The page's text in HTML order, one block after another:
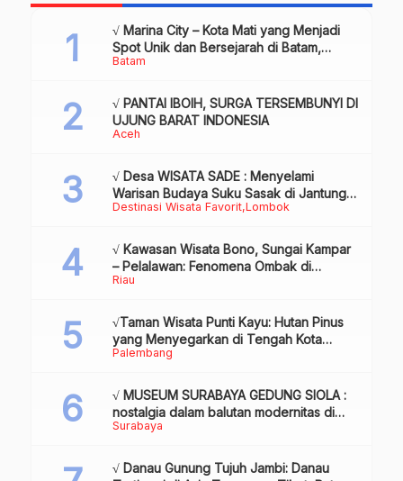
Batam
√ Marina City – Kota Mati yang Menjadi
Spot Unik dan Bersejarah di Batam,
Review & Info
Aceh
√ PANTAI IBOIH, SURGA TERSEMBUNYI DI
UJUNG BARAT INDONESIA
Destinasi Wisata Favorit Lombok
√ Desa WISATA SADE : Menyelami
Warisan Budaya Suku Sasak di Jantung
Lombok
Riau
√ Kawasan Wisata Bono, Sungai Kampar
– Pelalawan: Fenomena Ombak di
Tengah Sungai yang Mendunia, Review
Palembang
√Taman Wisata Punti Kayu: Hutan Pinus
yang Menyegarkan di Tengah Kota
Palembang
Surabaya
√ MUSEUM SURABAYA GEDUNG SIOLA :
nostalgia dalam balutan modernitas di
tengah kota pahlawan, Review & Info
√ Danau Gunung Tujuh Jambi: Danau